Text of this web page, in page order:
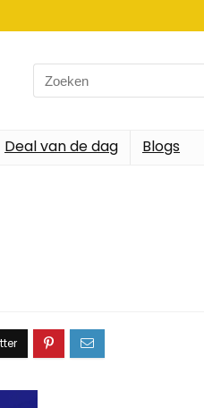
Search
for:
Deal van de dag Blogs